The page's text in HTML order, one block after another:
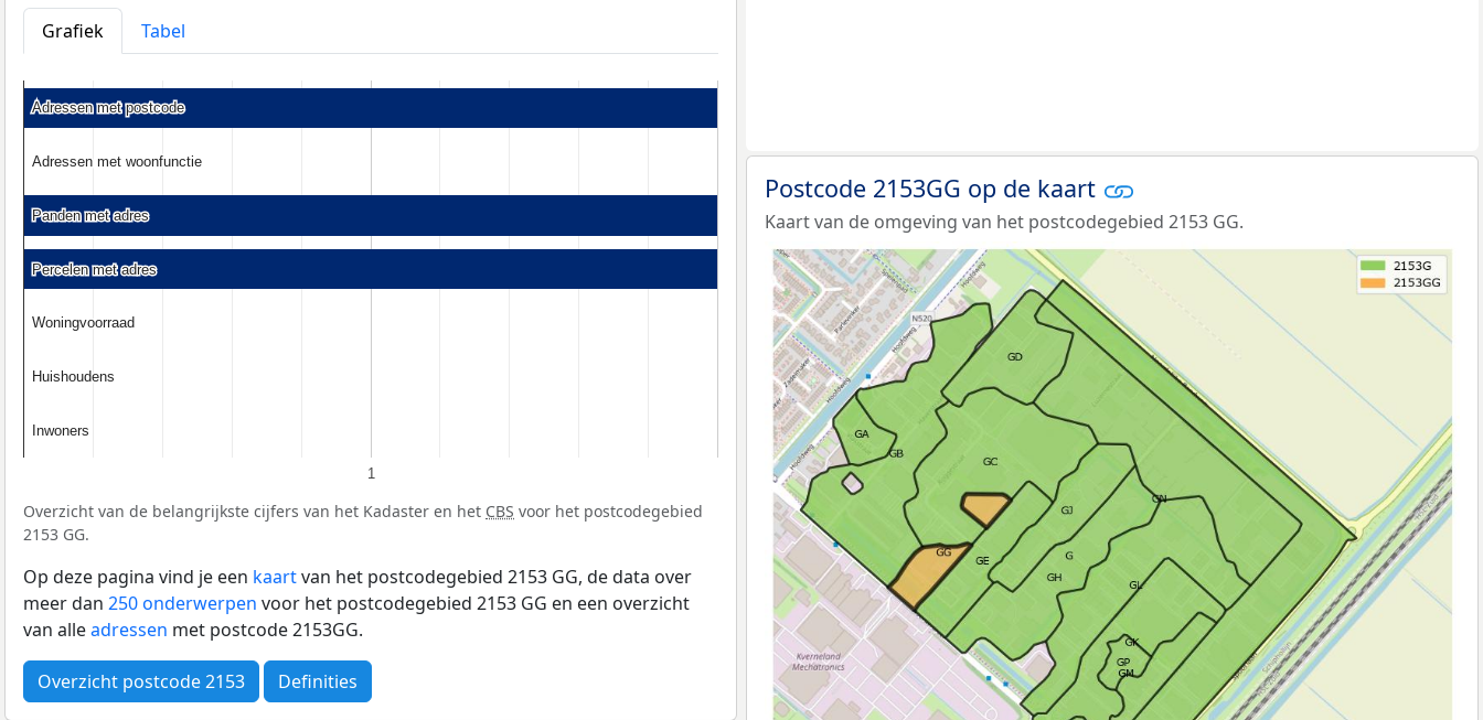
Grafiek
Tabel
1
Adressen met postcode
Adressen met postcode
Adressen met woonfunctie
Adressen met woonfunctie
Panden met adres
Panden met adres
Percelen met adres
Percelen met adres
Woningvoorraad
Woningvoorraad
Huishoudens
Huishoudens
Inwoners
Inwoners
Overzicht van de belangrijkste cijfers van het Kadaster en het CBS voor het postcodegebied
2153 GG.
Op deze pagina vind je een kaartvan het postcodegebied 2153 GG, de data over
meer dan 250 onderwerpen voor het postcodegebied 2153 GG en een overzicht
van alleadressen met postcode 2153GG.
Overzicht postcode 2153 Definities
Postcode 2153GG op de kaart
Kaart van de omgeving van het postcodegebied 2153 GG.